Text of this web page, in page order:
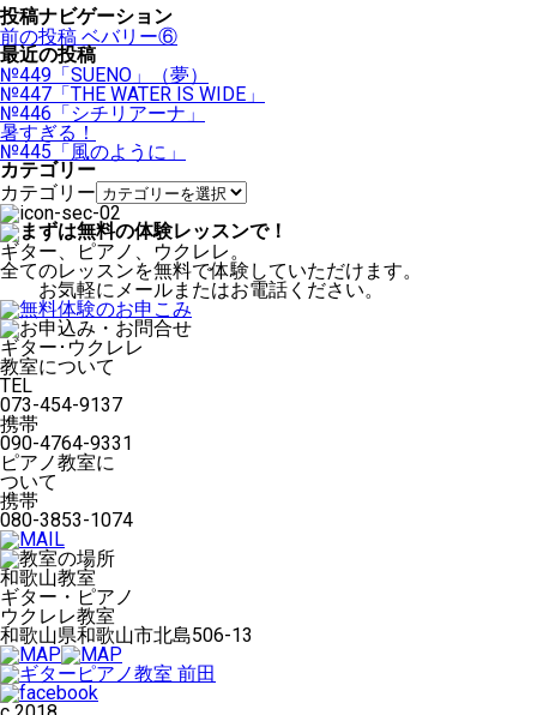
投稿ナビゲーション
前の投稿 ベバリー⑥
最近の投稿
№449「SUENO」（夢）
№447「THE WATER IS WIDE」
№446「シチリアーナ」
暑すぎる！
№445「風のように」
カテゴリー
カテゴリー
ギター、ピアノ、ウクレレ。
全てのレッスンを無料で体験していただけます。
お気軽にメールまたはお電話ください。
ギター･ウクレレ
教室について
TEL
073-454-9137
携帯
090-4764-9331
ピアノ教室に
ついて
携帯
080-3853-1074
和歌山教室
ギター・ピアノ
ウクレレ教室
和歌山県和歌山市北島506-13